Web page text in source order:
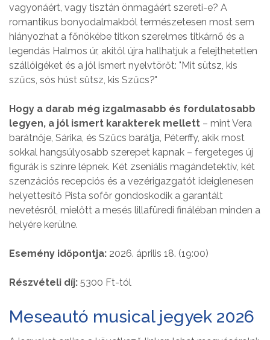
vagyonáért, vagy tisztán önmagáért szereti-e? A
romantikus bonyodalmakból természetesen most sem
hiányozhat a főnökébe titkon szerelmes titkárnő és a
legendás Halmos úr, akitől újra hallhatjuk a felejthetetlen
szállóigéket és a jól ismert nyelvtörőt: "Mit sütsz, kis
szűcs, sós húst sütsz, kis Szűcs?"
Hogy a darab még izgalmasabb és fordulatosabb
legyen, a jól ismert karakterek mellett – mint Vera
barátnője, Sárika, és Szűcs barátja, Péterffy, akik most
sokkal hangsúlyosabb szerepet kapnak – fergeteges új
figurák is színre lépnek. Két zseniális magándetektív, két
szenzációs recepciós és a vezérigazgatót ideiglenesen
helyettesítő Pista sofőr gondoskodik a garantált
nevetésről, mielőtt a mesés lillafüredi fináléban minden a
helyére kerülne.
Esemény időpontja: 2026. április 18. (19:00)
Részvételi díj: 5300 Ft-tól
Meseautó musical jegyek 2026